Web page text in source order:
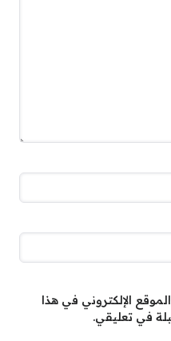
الإلكتروني في هذا
في تعليقي.